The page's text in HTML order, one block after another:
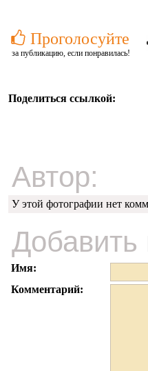
Проголосуйте
за публикацию, если понравилась!
Поделиться ссылкой:
Автор:
У этой фотографии нет
Имя:
Комментарий: